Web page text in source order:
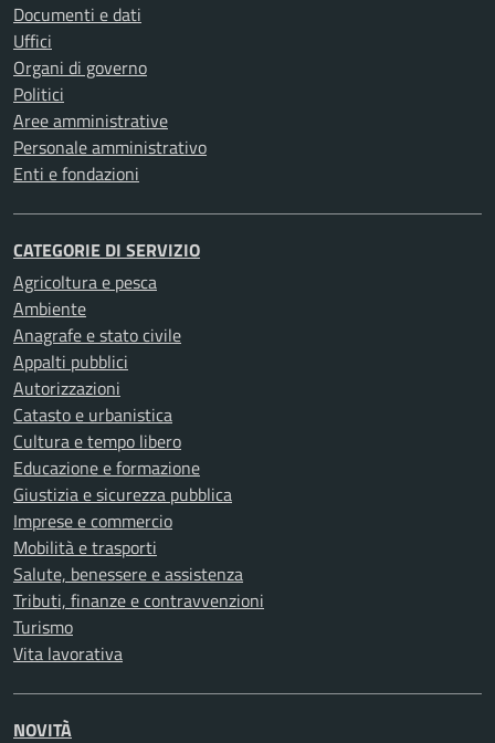
Documenti e dati
Uffici
Organi di governo
Politici
Aree amministrative
Personale amministrativo
Enti e fondazioni
CATEGORIE DI SERVIZIO
Agricoltura e pesca
Ambiente
Anagrafe e stato civile
Appalti pubblici
Autorizzazioni
Catasto e urbanistica
Cultura e tempo libero
Educazione e formazione
Giustizia e sicurezza pubblica
Imprese e commercio
Mobilità e trasporti
Salute, benessere e assistenza
Tributi, finanze e contravvenzioni
Turismo
Vita lavorativa
NOVITÀ